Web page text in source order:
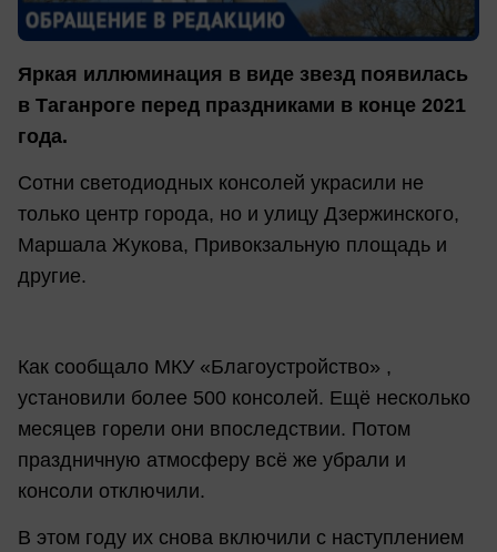
Яркая иллюминация в виде звезд появилась
в Таганроге перед праздниками в конце 2021
года.
Сотни светодиодных консолей украсили не
только центр города, но и улицу Дзержинского,
Маршала Жукова, Привокзальную площадь и
другие.
Как сообщало МКУ «Благоустройство» ,
установили более 500 консолей. Ещё несколько
месяцев горели они впоследствии. Потом
праздничную атмосферу всё же убрали и
консоли отключили.
В этом году их снова включили с наступлением